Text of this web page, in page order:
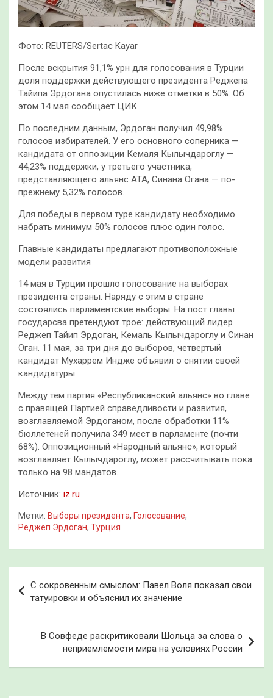
Фото: REUTERS/Sertac Kayar
После вскрытия 91,1% урн для голосования в Турции
доля поддержки действующего президента Реджепа
Тайипа Эрдогана опустилась ниже отметки в 50%. Об
этом 14 мая сообщает ЦИК.
По последним данным, Эрдоган получил 49,98%
голосов избирателей. У его основного соперника —
кандидата от оппозиции Кемаля Кылычдароглу —
44,23% поддержки, у третьего участника,
представляющего альянс АТА, Синана Огана — по-
прежнему 5,32% голосов.
Для победы в первом туре кандидату необходимо
набрать минимум 50% голосов плюс один голос.
Главные кандидаты предлагают противоположные
модели развития
14 мая в Турции прошло голосование на выборах
президента страны. Наряду с этим в стране
состоялись парламентские выборы. На пост главы
государсва претендуют трое: действующий лидер
Реджеп Тайип Эрдоган, Кемаль Кылычдароглу и Синан
Оган. 11 мая, за три дня до выборов, четвертый
кандидат Мухаррем Индже объявил о снятии своей
кандидатуры.
Между тем партия «Республиканский альянс» во главе
с правящей Партией справедливости и развития,
возглавляемой Эрдоганом, после обработки 11%
бюллетеней получила 349 мест в парламенте (почти
68%). Оппозиционный «Народный альянс», который
возглавляет Кылычдароглу, может рассчитывать пока
только на 98 мандатов.
Источник: iz.ru
Метки: Выборы президента, Голосование,
Реджеп Эрдоган, Турция
по
записям
С сокровенным смыслом: Павел Воля показал свои
татуировки и объяснил их значение
В Совфеде раскритиковали Шольца за слова о
неприемлемости мира на условиях России